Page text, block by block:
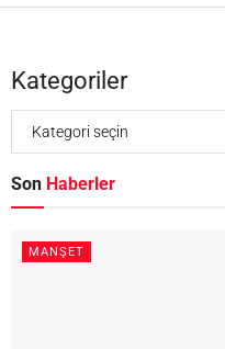
Kategoriler
Son Haberler
MANŞET